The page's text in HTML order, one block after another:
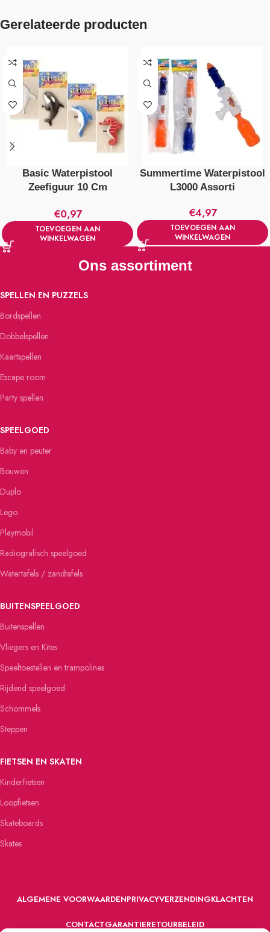
Gerelateerde producten
Basic Waterpistool
Zeefiguur 10 Cm
€0,97
TOEVOEGEN AAN
WINKELWAGEN
Summertime Waterpistool
L3000 Assorti
€4,97
TOEVOEGEN AAN
WINKELWAGEN
Ons assortiment
SPELLEN EN PUZZELS
Bordspellen
Dobbelspellen
Kaartspellen
Escape room
Party spellen
SPEELGOED
Baby en peuter
Bouwen
Duplo
Lego
Playmobil
Radiografisch speelgoed
Watertafels / zandtafels
BUITENSPEELGOED
Buitenspellen
Vliegers en Kites
Speeltoestellen en trampolines
Rijdend speelgoed
Schommels
Steppen
FIETSEN EN SKATEN
Kinderfietsen
Loopfietsen
Skateboards
Skates
ALGEMENE VOORWAARDENPRIVACYVERZENDINGKLACHTEN
CONTACTGARANTIERETOURBELEID